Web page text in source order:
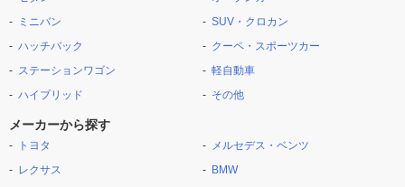
ミニバン
ハッチバック
ステーションワゴン
ハイブリッド
SUV・クロカン
クーペ・スポーツカー
軽自動車
その他
メーカーから探す
トヨタ
レクサス
メルセデス・ベンツ
BMW